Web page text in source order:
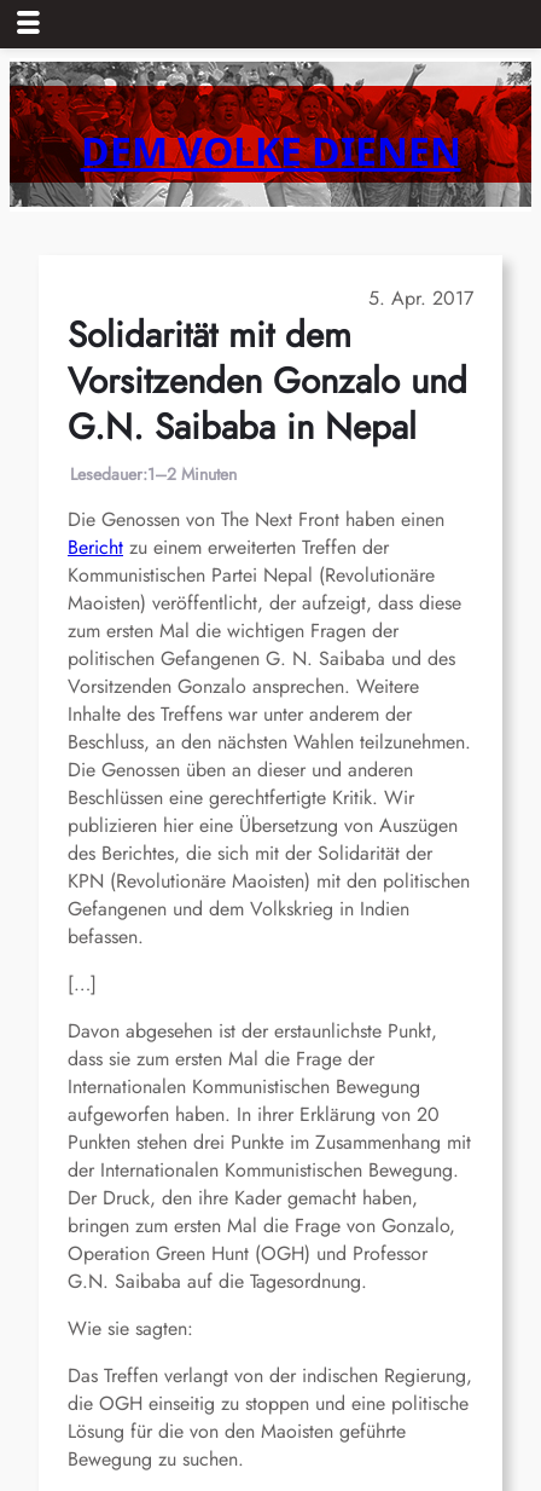
Zum
Inhalt
springenDEM VOLKE DIENEN
5. Apr. 2017
Solidarität mit dem
Vorsitzenden Gonzalo und
G.N. Saibaba in Nepal
Lesedauer:1–2 Minuten
Die Genossen von The Next Front haben einen
Bericht zu einem erweiterten Treffen der
Kommunistischen Partei Nepal (Revolutionäre
Maoisten) veröffentlicht, der aufzeigt, dass diese
zum ersten Mal die wichtigen Fragen der
politischen Gefangenen G. N. Saibaba und des
Vorsitzenden Gonzalo ansprechen. Weitere
Inhalte des Treffens war unter anderem der
Beschluss, an den nächsten Wahlen teilzunehmen.
Die Genossen üben an dieser und anderen
Beschlüssen eine gerechtfertigte Kritik. Wir
publizieren hier eine Übersetzung von Auszügen
des Berichtes, die sich mit der Solidarität der
KPN (Revolutionäre Maoisten) mit den politischen
Gefangenen und dem Volkskrieg in Indien
befassen.
[…]
Davon abgesehen ist der erstaunlichste Punkt,
dass sie zum ersten Mal die Frage der
Internationalen Kommunistischen Bewegung
aufgeworfen haben. In ihrer Erklärung von 20
Punkten stehen drei Punkte im Zusammenhang mit
der Internationalen Kommunistischen Bewegung.
Der Druck, den ihre Kader gemacht haben,
bringen zum ersten Mal die Frage von Gonzalo,
Operation Green Hunt (OGH) und Professor
G.N. Saibaba auf die Tagesordnung.
Wie sie sagten:
Das Treffen verlangt von der indischen Regierung,
die OGH einseitig zu stoppen und eine politische
Lösung für die von den Maoisten geführte
Bewegung zu suchen.